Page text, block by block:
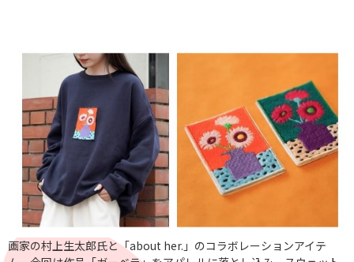
画家の村上生太郎氏と「about her.」のコラボレーションアイテ